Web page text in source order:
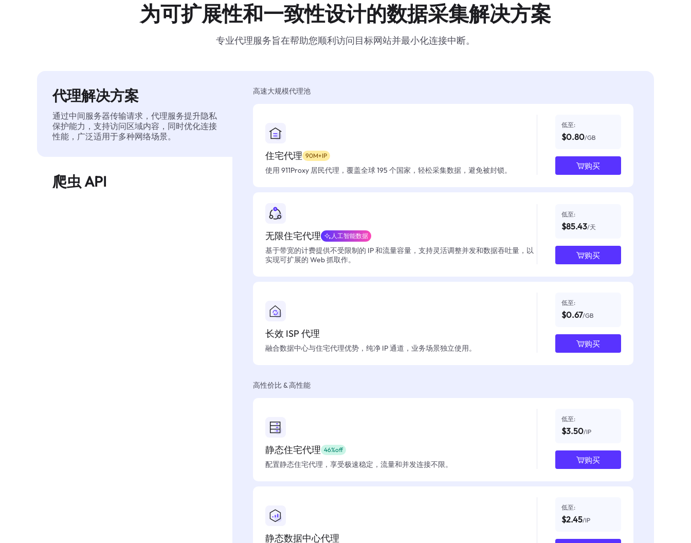
为可扩展性和一致性设计的数据采集解决方案
专业代理服务旨在帮助您顺利访问目标网站并最小化连接中断。
代理解决方案
通过中间服务器传输请求，代理服务提升隐私
保护能力，支持访问区域内容，同时优化连接
性能，广泛适用于多种网络场景。
爬虫 API
高速大规模代理池
住宅代理 90M+IP
使用 911Proxy 居民代理，覆盖全球 195 个国家，轻松采集数据，避免被封锁。
低至:
$0.80/GB
购买
无限住宅代理 人工智能数据
基于带宽的计费提供不受限制的 IP 和流量容量，支持灵活调整并发和数据吞吐量，以
实现可扩展的 Web 抓取作。
低至:
$85.43/天
购买
长效 ISP 代理
融合数据中心与住宅代理优势，纯净 IP 通道，业务场景独立使用。
低至:
$0.67/GB
购买
高性价比 & 高性能
静态住宅代理 46%off
配置静态住宅代理，享受极速稳定，流量和并发连接不限。
低至:
$3.50/IP
购买
静态数据中心代理
低至:
$2.45/IP